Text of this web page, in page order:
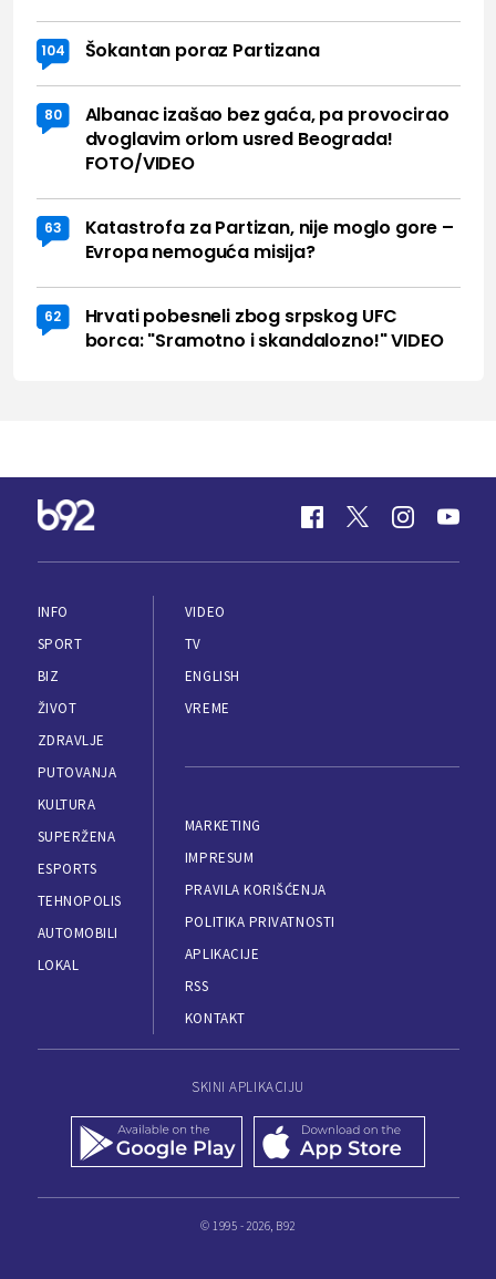
104 Šokantan poraz Partizana
80
Albanac izašao bez gaća, pa provocirao
dvoglavim orlom usred Beograda!
FOTO/VIDEO
63
Katastrofa za Partizan, nije moglo gore –
Evropa nemoguća misija?
62
Hrvati pobesneli zbog srpskog UFC
borca: "Sramotno i skandalozno!" VIDEO
INFO
SPORT
BIZ
ŽIVOT
ZDRAVLJE
PUTOVANJA
KULTURA
SUPERŽENA
ESPORTS
TEHNOPOLIS
AUTOMOBILI
LOKAL
VIDEO
TV
ENGLISH
VREME
MARKETING
IMPRESUM
PRAVILA KORIŠĆENJA
POLITIKA PRIVATNOSTI
APLIKACIJE
RSS
KONTAKT
SKINI APLIKACIJU
© 1995 - 2026, B92